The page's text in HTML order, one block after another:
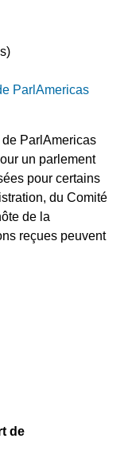
ParlAmericas
ParlAmericas
un parlement
pour certains
du Comité
de la
reçues peuvent
de